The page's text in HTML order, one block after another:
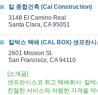
칼 종합건축 (Cal Construction)
3148 EI Camino Real
Santa Clara, CA 95051
칼박스 택배 (CAL BOX) 샌프란
2601 Mission St.
San Francisco, CA 94110
[소개글]
샌프란시스코 최고 택배회사. 칼
친절한 서비스와 저렴한 가격을